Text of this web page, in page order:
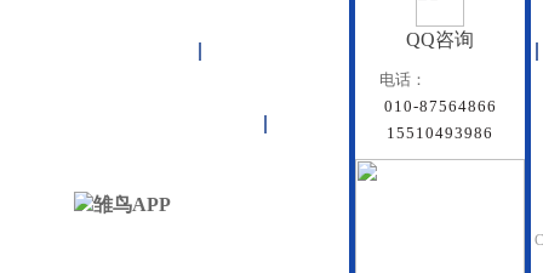
联塑管道
Beijing Doredsun Pipeline
QQ咨询
电话：
010-87564866
15510493986